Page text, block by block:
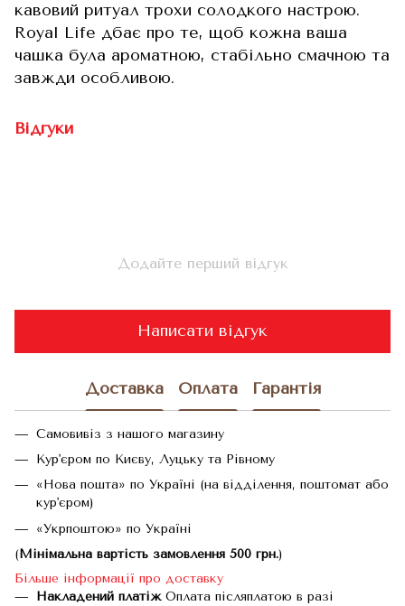
кавовий ритуал трохи солодкого настрою.
Royal Life дбає про те, щоб кожна ваша
чашка була ароматною, стабільно смачною та
завжди особливою.
Відгуки
Додайте перший відгук
Написати відгук
Доставка Оплата Гарантія
Самовивіз з нашого магазину
Кур'єром по Києву, Луцьку та Рівному
«Нова пошта» по Україні (на відділення, поштомат або
кур'єром)
«Укрпоштою» по Україні
(Мінімальна вартість замовлення 500 грн.)
Більше інформації про доставку
Накладений платіжОплата післяплатою в разі